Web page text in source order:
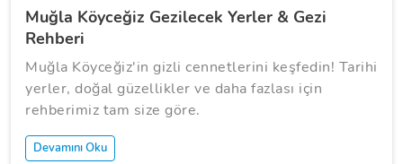
Muğla Köyceğiz Gezilecek Yerler & Gezi
Rehberi
Muğla Köyceğiz'in gizli cennetlerini keşfedin! Tarihi
yerler, doğal güzellikler ve daha fazlası için
rehberimiz tam size göre.
Devamını Oku